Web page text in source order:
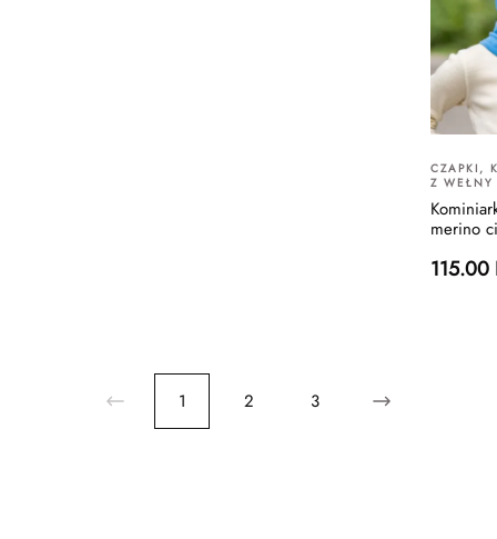
CZAPKI,
Z
merino
115.00
1 2 3